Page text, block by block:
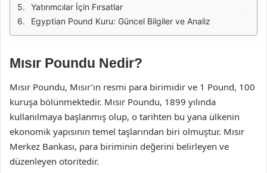
Yatırımcılar İçin Fırsatlar
Egyptian Pound Kuru: Güncel Bilgiler ve Analiz
Mısır Poundu Nedir?
Mısır Poundu, Mısır’ın resmi para birimidir ve 1 Pound, 100
kuruşa bölünmektedir. Mısır Poundu, 1899 yılında
kullanılmaya başlanmış olup, o tarihten bu yana ülkenin
ekonomik yapısının temel taşlarından biri olmuştur. Mısır
Merkez Bankası, para biriminin değerini belirleyen ve
düzenleyen otoritedir.